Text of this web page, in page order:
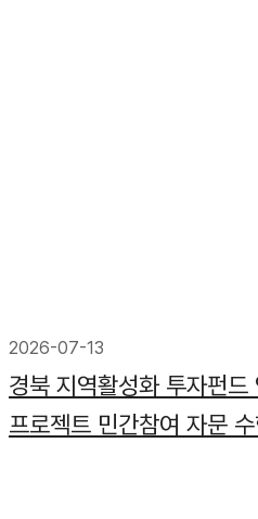
2026-07-13
경북 지역활성화 투자펀드
프로젝트 민간참여 자문